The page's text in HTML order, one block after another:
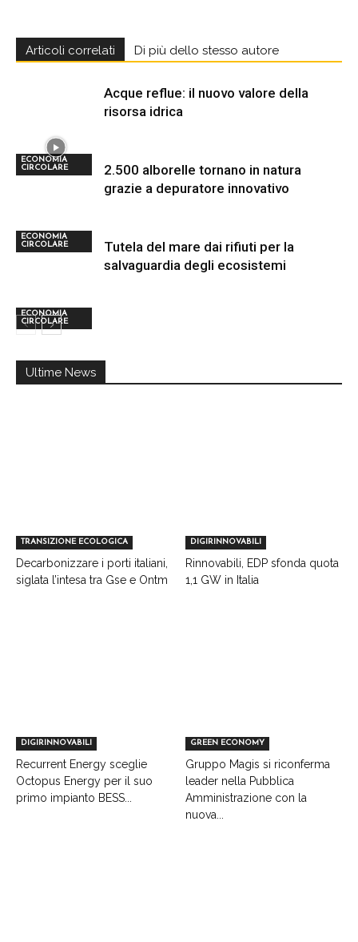
Articoli correlati Di più dello stesso autore
ECONOMIA
CIRCOLARE
Acque reflue: il nuovo valore della
risorsa idrica
ECONOMIA
CIRCOLARE
2.500 alborelle tornano in natura
grazie a depuratore innovativo
ECONOMIA
CIRCOLARE
Tutela del mare dai rifiuti per la
salvaguardia degli ecosistemi
Ultime News
TRANSIZIONE ECOLOGICA
Decarbonizzare i porti italiani,
siglata l’intesa tra Gse e Ontm
DIGIRINNOVABILI
Rinnovabili, EDP sfonda quota
1,1 GW in Italia
DIGIRINNOVABILI
Recurrent Energy sceglie
Octopus Energy per il suo
primo impianto BESS...
GREEN ECONOMY
Gruppo Magis si riconferma
leader nella Pubblica
Amministrazione con la
nuova...